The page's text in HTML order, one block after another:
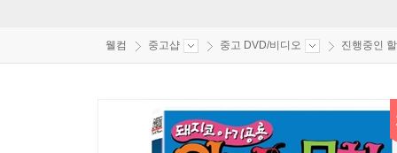
웰컴 중고샵 중고 DVD/비디오 진행중인